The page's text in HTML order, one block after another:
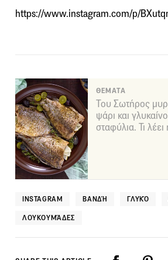
https://www.instagram.com/p/
ΘΕΜΑΤΑ
Του Σωτήρος
ψάρι και
σταφύλια. Τι
INSTAGRAM ΒΑΝΔΉ ΓΛΥΚΌ
ΛΟΥΚΟΥΜΆΔΕΣ